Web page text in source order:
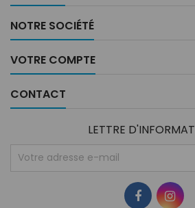
NOTRE SOCIÉTÉ
VOTRE COMPTE
CONTACT
LETTRE